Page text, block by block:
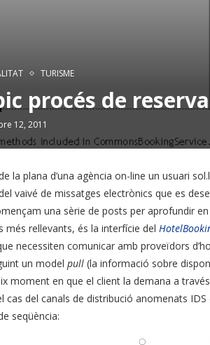
TURISME
procés de
12, 2011
la plana d’una agència on-line un usuari
vaivé de missatges electrònics que es
una sèrie de posts per aprofundir
més rellevants, és la interfície del
necessiten comunicar amb proveïdors
un model pull (la informació sobre
moment en que el client la demana a
cas del canals de distribució anomenats IDS
seqüència: